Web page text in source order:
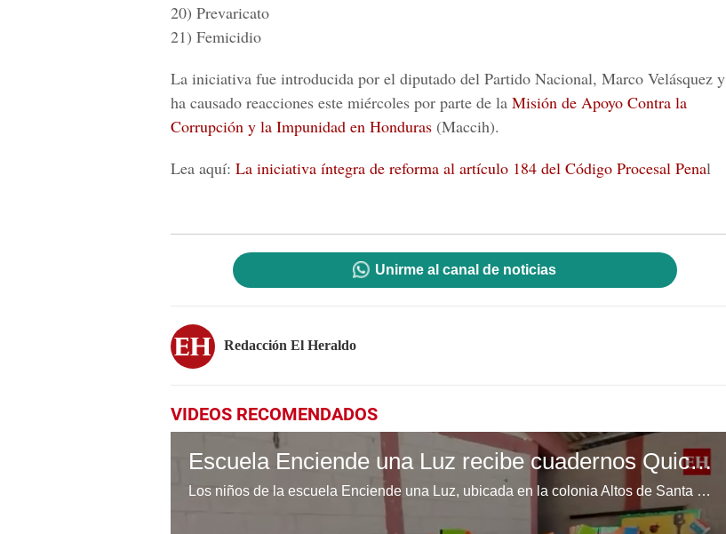
20) Prevaricato
21) Femicidio
La iniciativa fue introducida por el diputado del Partido Nacional, Marco Velásquez y
ha causado reacciones este miércoles por parte de la Misión de Apoyo Contra la
Corrupción y la Impunidad en Honduras (Maccih).
Lea aquí: La iniciativa íntegra de reforma al artículo 184 del Código Procesal Penal
Unirme al canal de noticias
Redacción El Heraldo
VIDEOS RECOMENDADOS
Escuela Enciende una Luz recibe cuadernos Quick, gracias a la Maratón del Saber
Los niños de la escuela Enciende una Luz, ubicada en la colonia Altos de Santa Rosa, al sur de Tegucigalpa, recibieron cuadernos Quick como parte de la Campaña Maratón del Saber.